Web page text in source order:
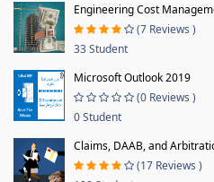
Engineering Cost
(7 Reviews )
33 Student
Microsoft Outlook 2019
(0 Reviews )
0 Student
Claims, DAAB, and
(17 Reviews )